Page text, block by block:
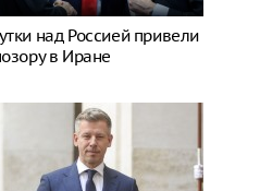
над Россией привели
в Иране